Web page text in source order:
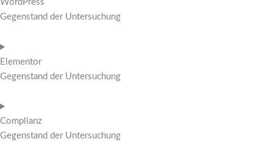
WordPress
Gegenstand der Untersuchung
Elementor
Gegenstand der Untersuchung
Complianz
Gegenstand der Untersuchung